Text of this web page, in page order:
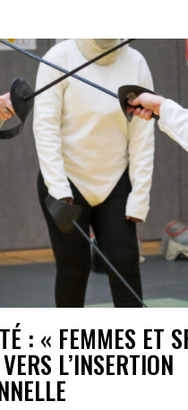
: « FEMMES ET
L’INSERTION